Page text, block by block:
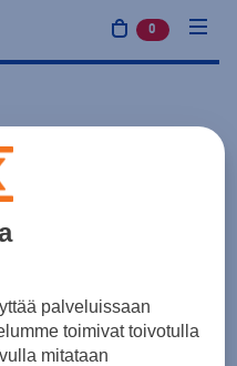
0 tuotetta
palveluissaan
toimivat toivotulla
mitataan